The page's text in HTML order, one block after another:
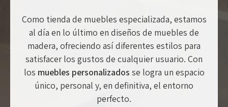
Como tienda de muebles especializada, estamos
al día en lo último en diseños de muebles de
madera, ofreciendo así diferentes estilos para
satisfacer los gustos de cualquier usuario. Con
los muebles personalizados se logra un espacio
único, personal y, en definitiva, el entorno
perfecto.